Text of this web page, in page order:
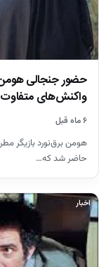
حضور جنجالی هومن
واکنش‌های
۶ ماه قبل
هومن برق‌نورد بازیگر
حاضر شد که…
اخبار